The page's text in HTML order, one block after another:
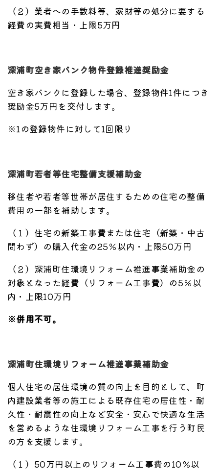
（２）業者への手数料等、家財等の処分に要する
経費の実費相当・上限5万円
深浦町空き家バンク物件登録推進奨励金
空き家バンクに登録した場合、登録物件1件につき
奨励金5万円を交付します。
※1の登録物件に対して1回限り
深浦町若者等住宅整備支援補助金
移住者や若者等世帯が居住するための住宅の整備
費用の一部を補助します。
（１）住宅の新築工事費または住宅（新築・中古
問わず）の購入代金の25％以内・上限50万円
（２）深浦町住環境リフォーム推進事業補助金の
対象となった経費（リフォーム工事費）の5％以
内・上限10万円
※併用不可。
深浦町住環境リフォーム推進事業補助金
個人住宅の居住環境の質の向上を目的として、町
内建設業者等の施工による既存住宅の居住性・耐
久性・耐震性の向上など安全・安心で快適な生活
を営めるような住環境リフォーム工事を行う町民
の方を支援します。
（１）50万円以上のリフォーム工事費の10％以